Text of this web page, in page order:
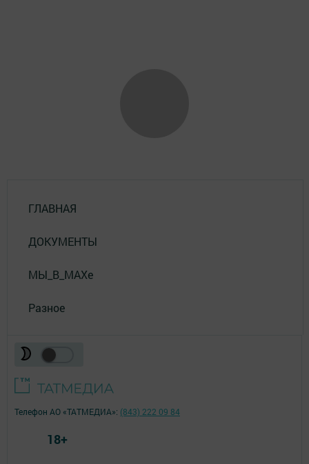
ГЛАВНАЯ
ДОКУМЕНТЫ
МЫ_В_MAXе
Разное
Телефон АО «ТАТМЕДИА»: (843) 222 09 84
18+